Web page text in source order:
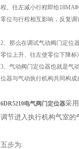
程。往左减小行程即给18MA
零位与行程相互影响，反复调
2、那么在调试气动阀门定位
零位上升、往左使零位下降
3、气动阀门定位器也就是气
位器与气动执行机构共同构
6DR5210电气阀门定位器采
调节进入执行机构气室的
五步为: